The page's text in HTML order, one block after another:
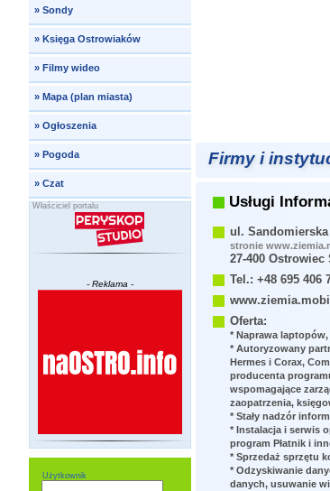
» Sondy
» Księga Ostrowiaków
» Filmy wideo
» Mapa (plan miasta)
» Ogłoszenia
» Pogoda
» Czat
Właściciel portalu
- Reklama -
Użytkownik
Firmy i
Usługi
ul. Sandomierska
stronie
27-400 Ostrowiec
Tel.: +48 695 406
www.ziemia.mobi
Oferta:
* Naprawa
* Autoryzowany
Hermes i Corax,
producenta
wspomagające
zaopatrzenia,
* Stały nadzór
* Instalacja i serwis
program Płatnik i
* Sprzedaż sprzętu
* Odzyskiwanie
danych, usuwanie